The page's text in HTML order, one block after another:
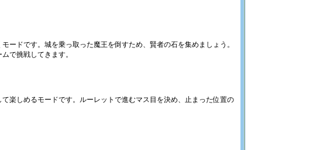
ードです。城を乗っ取った魔王を倒すため、賢者の石を集めましょう。
で挑戦してきます。
楽しめるモードです。ルーレットで進むマス目を決め、止まった位置の